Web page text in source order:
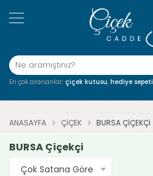
En çok arananlar: çiçek kutusu, hediye sepeti
ANASAYFA ÇIÇEK BURSA ÇIÇEKÇI
BURSA Çiçekçi
Çok Satana Göre